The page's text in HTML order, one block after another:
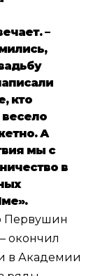
–
кто
весело
А
мы с
в
Первушин
окончил
в Академии